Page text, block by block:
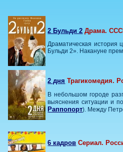
2 Бульди 2 Драма.
Драматическая история
Бульди 2». Накануне
2 дня Трагикомедия.
В небольшом городе
выяснения ситуации и
Раппопорт). Между
6 кадров Сериал.